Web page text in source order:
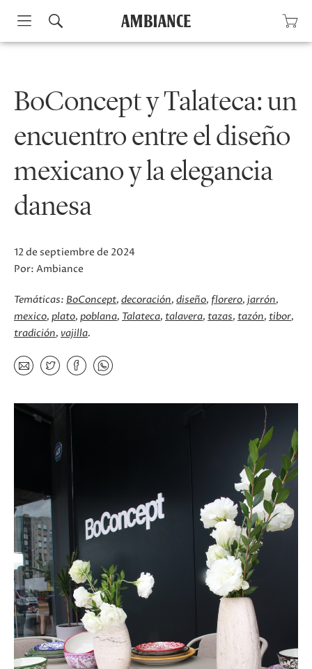
Skip
BoConcept y Talateca: un
encuentro entre el diseño
mexicano y la elegancia
danesa
12 de septiembre de 2024
Por: Ambiance
Temáticas: BoConcept decoración diseño florero jarrón
mexico plato poblana Talateca talavera tazas tazón tibor
tradición vajilla